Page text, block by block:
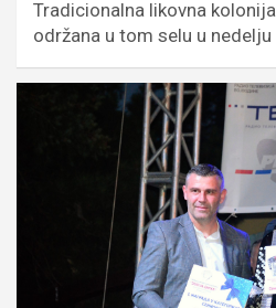
Tradicionalna likovna
održana u tom selu u